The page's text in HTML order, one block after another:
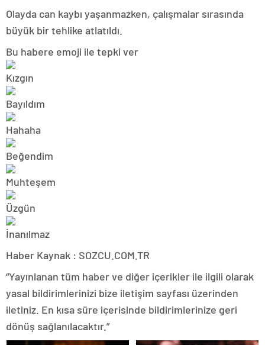
Olayda can kaybı yaşanmazken, çalışmalar sırasında
büyük bir tehlike atlatıldı.
Bu habere emoji ile tepki ver
Haber Kaynak : SOZCU.COM.TR
“Yayınlanan tüm haber ve diğer içerikler ile ilgili olarak
yasal bildirimlerinizi bize iletişim sayfası üzerinden
iletiniz. En kısa süre içerisinde bildirimlerinize geri
dönüş sağlanılacaktır.”